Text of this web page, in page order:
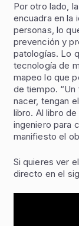
Por otro lado,
encuadra en la
personas, lo
prevención y
patologías. Lo
tecnología de
mapeo lo que
de tiempo.
nacer, tengan
libro. Al libro
ingeniero para
manifiesto el
Si quieres ver
directo en el